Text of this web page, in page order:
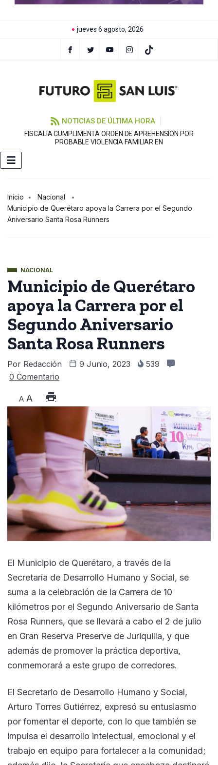
jueves 6 agosto, 2026
NOTICIAS DE ÚLTIMA HORA
FISCALÍA CUMPLIMENTA ORDEN DE APREHENSIÓN POR
PROBABLE VIOLENCIA FAMILIAR EN
Inicio
Nacional
Municipio de Querétaro apoya la Carrera por el Segundo
Aniversario Santa Rosa Runners
NACIONAL
Municipio de Querétaro
apoya la Carrera por el
Segundo Aniversario
Santa Rosa Runners
Por Redacción 9 Junio, 2023
539
0 Comentario
A A
El Municipio de Querétaro, a través de la
Secretaría de Desarrollo Humano y Social, se
suma a la celebración de la Carrera de 10
kilómetros por el Segundo Aniversario de Santa
Rosa Runners, que se llevará a cabo el 2 de julio
en Gran Reserva Preserve de Juriquilla, y que
además de promover la práctica deportiva,
conmemorará a este grupo de corredores.
El Secretario de Desarrollo Humano y Social,
Arturo Torres Gutiérrez, expresó su entusiasmo
por fomentar el deporte, con lo que también se
impulsa el desarrollo intelectual, emocional y el
trabajo en equipo para fortalecer a la comunidad;